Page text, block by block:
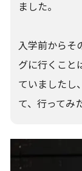
ました。
入学前からそ
グに行くこと
ていましたし
て、行ってみ